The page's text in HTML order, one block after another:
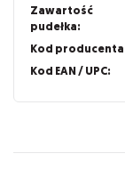
Zawartość
pudełka:
Kod
Kod EAN / UPC: